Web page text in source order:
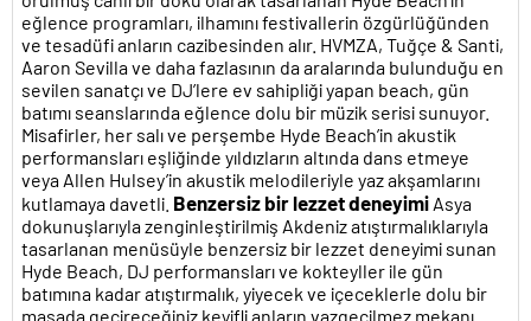
eğlence programları, ilhamını festivallerin özgürlüğünden
ve tesadüfi anların cazibesinden alır. HVMZA, Tuğçe & Santi,
Aaron Sevilla ve daha fazlasının da aralarında bulunduğu en
sevilen sanatçı ve DJ’lere ev sahipliği yapan beach, gün
batımı seanslarında eğlence dolu bir müzik serisi sunuyor.
Misafirler, her salı ve perşembe Hyde Beach’in akustik
performansları eşliğinde yıldızların altında dans etmeye
veya Allen Hulsey’in akustik melodileriyle yaz akşamlarını
kutlamaya davetli. Benzersiz bir lezzet deneyimi Asya
dokunuşlarıyla zenginleştirilmiş Akdeniz atıştırmalıklarıyla
tasarlanan menüsüyle benzersiz bir lezzet deneyimi sunan
Hyde Beach, DJ performansları ve kokteyller ile gün
batımına kadar atıştırmalık, yiyecek ve içeceklerle dolu bir
masada geçireceğiniz keyifli anların vazgeçilmez mekanı.